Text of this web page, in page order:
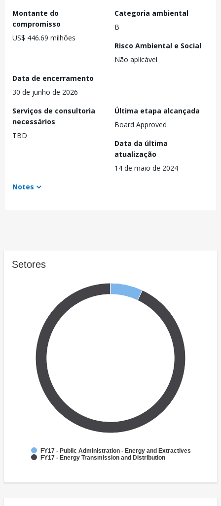
Montante do
compromisso
US$ 446.69 milhões
Categoria ambiental
B
Risco Ambiental e Social
Não aplicável
Data de encerramento
30 de junho de 2026
Serviços de consultoria
necessários
TBD
Última etapa alcançada
Board Approved
Data da última
atualização
14 de maio de 2024
Notes
Setores
FY17 - Public Administration - Energy and Extractives
FY17 - Energy Transmission and Distribution